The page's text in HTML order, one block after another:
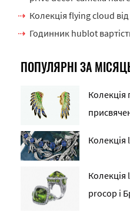
Колекція flying cloud
Годинник hublot
ПОПУЛЯРНІ ЗА
Колекція
Колекція
procop і